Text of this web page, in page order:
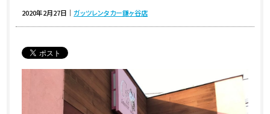
2020年2月27日 ｜ガッツレンタカー鎌ヶ谷店